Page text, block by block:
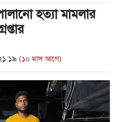
হত্যা মামলার
(১০ মাস আগে)